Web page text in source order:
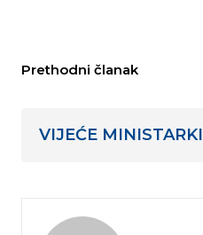
Prethodni članak
VIJEĆE